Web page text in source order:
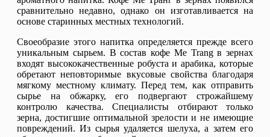
сравнительно недавно, однако он изготавливается на
основе старинных местных технологий.
Своеобразие этого напитка определяется прежде всего
уникальным сырьем. В состав кофе Me Trang в зернах
входят высококачественные робуста и арабика, которые
обретают неповторимые вкусовые свойства благодаря
мягкому местному климату. Перед тем, как отправить
сырье на обжарку, его подвергают строжайшему
контролю качества. Специалисты отбирают только
зерна, достигшие оптимальной зрелости и не имеющие
повреждений. Из сырья удаляется шелуха, а затем его